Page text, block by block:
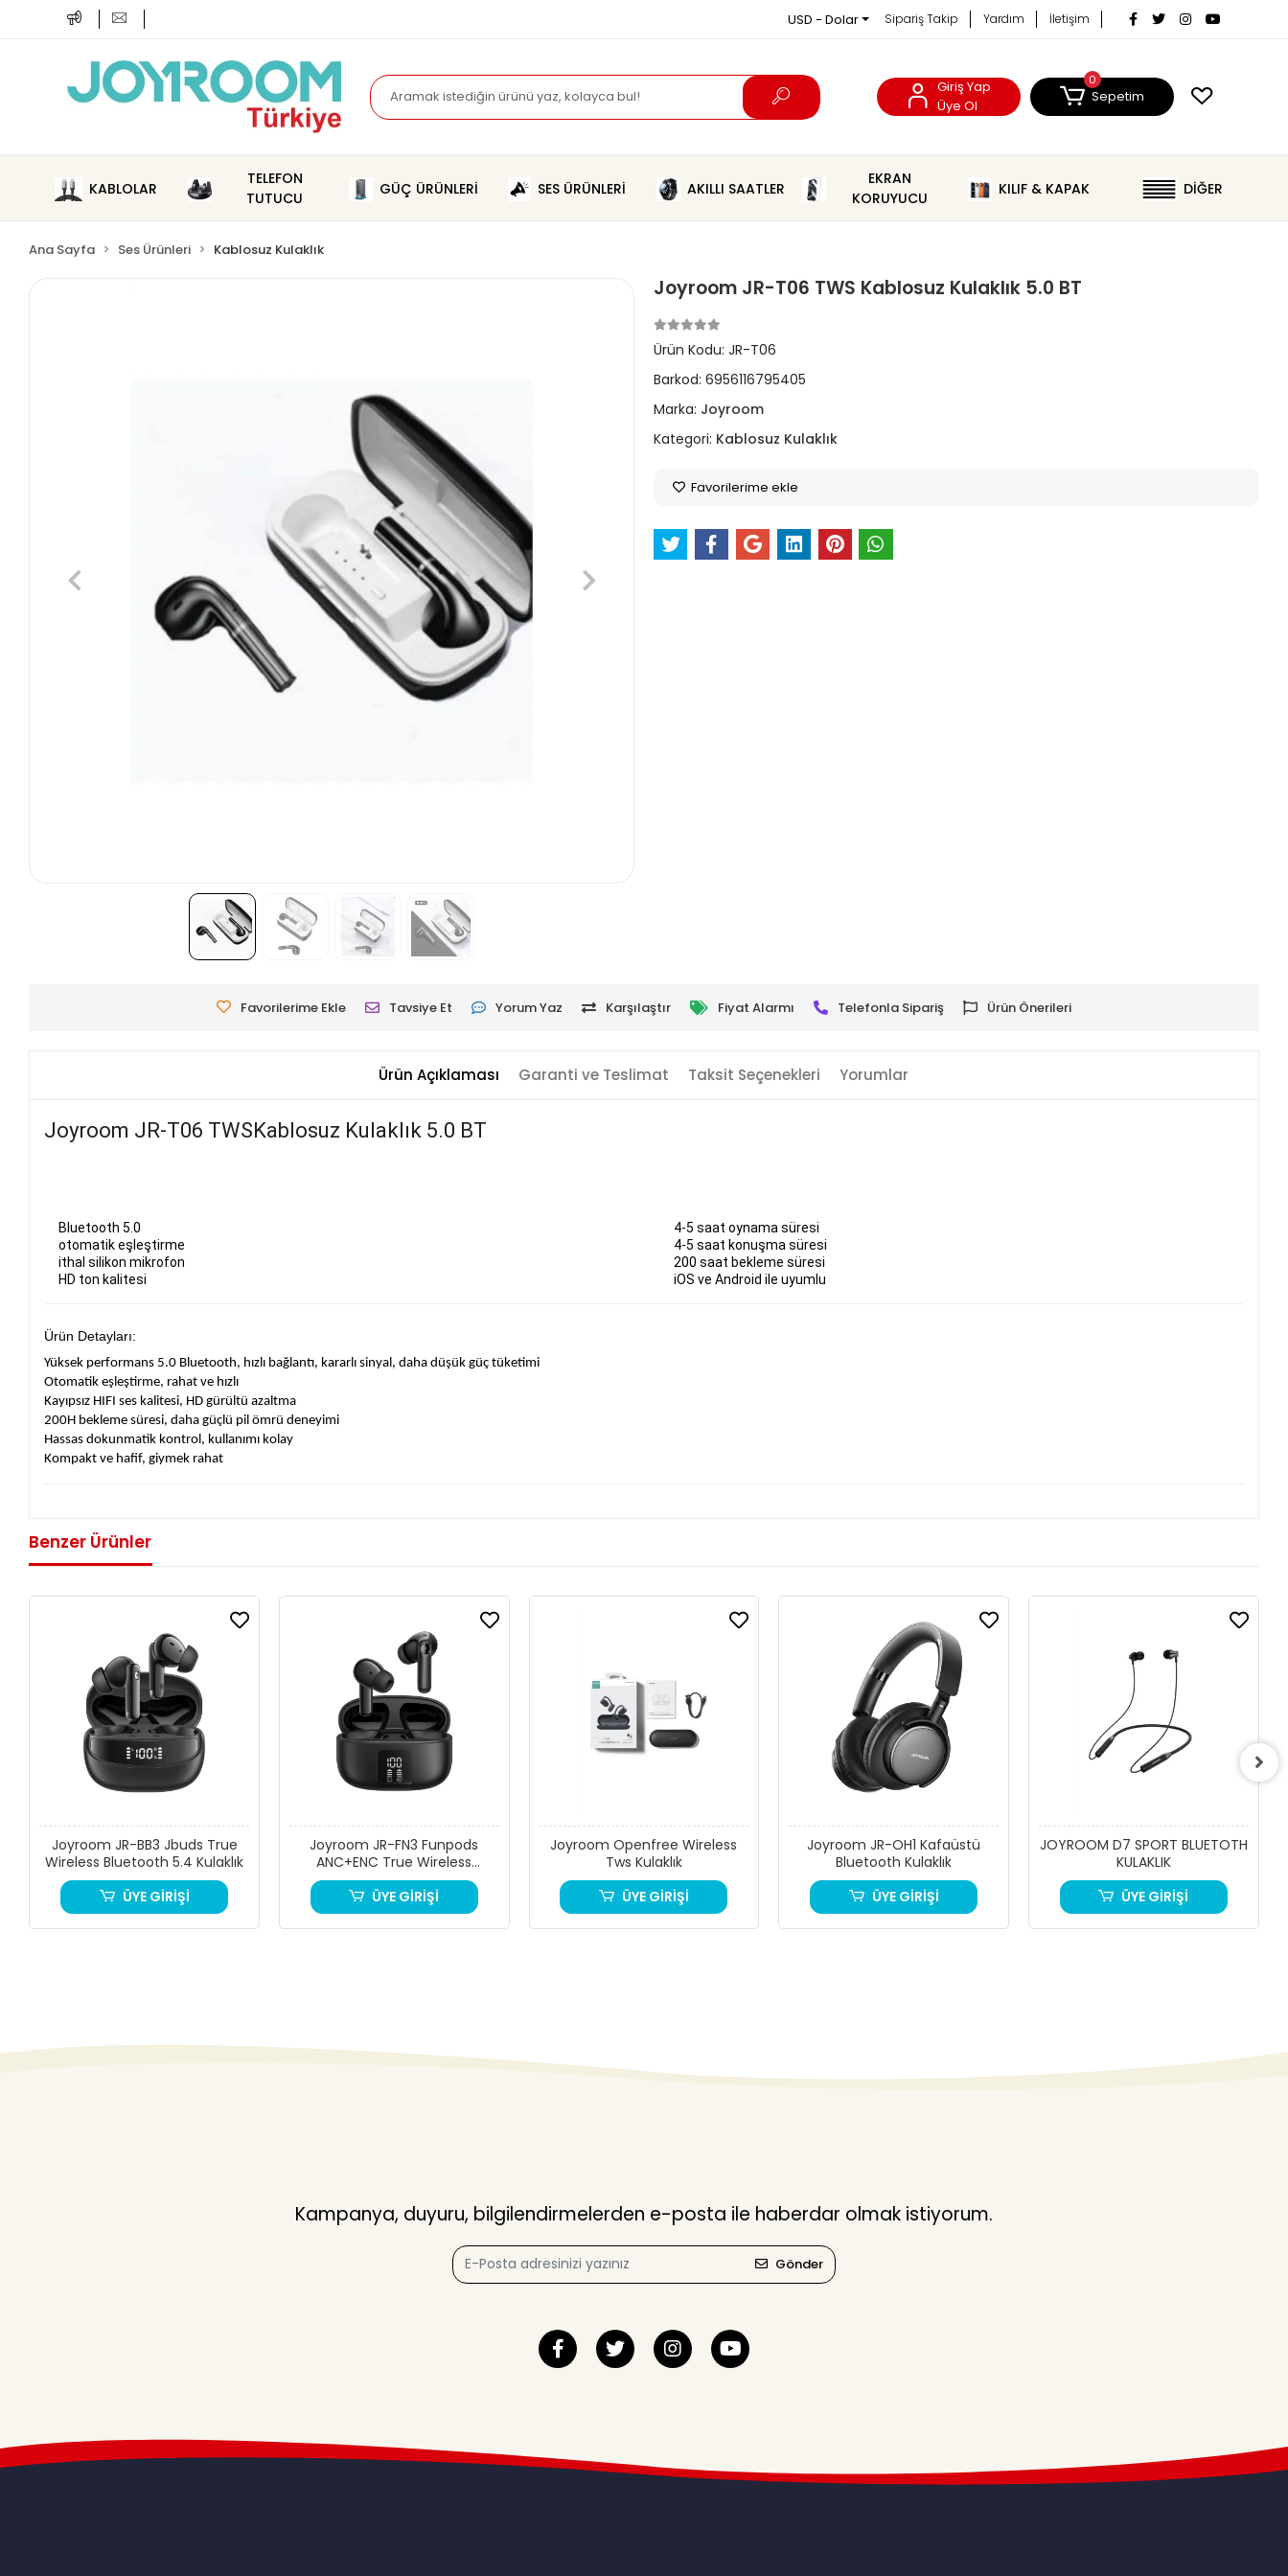
USD - Dolar Sipariş Takip Yardım İletişim
Giriş Yap
Üye Ol
0
Sepetim
KABLOLAR
TELEFON
TUTUCU
GÜÇ ÜRÜNLERİ SES ÜRÜNLERİ AKILLI SAATLER
EKRAN
KORUYUCU
KILIF & KAPAK DİĞER
Ana Sayfa Ses Ürünleri Kablosuz Kulaklık
Joyroom JR-T06 TWS Kablosuz Kulaklık 5.0 BT
Ürün Kodu: JR-T06
Barkod: 6956116795405
Marka: Joyroom
Kategori: Kablosuz Kulaklık
Favorilerime ekle
Favorilerime Ekle Tavsiye Et Yorum Yaz Karşılaştır Fiyat Alarmı Telefonla Sipariş Ürün Önerileri
Ürün Açıklaması Garanti ve Teslimat Taksit Seçenekleri Yorumlar
Joyroom JR-T06 TWSKablosuz Kulaklık 5.0 BT
Bluetooth 5.0
otomatik eşleştirme
ithal silikon mikrofon
HD ton kalitesi
4-5 saat oynama süresi
4-5 saat konuşma süresi
200 saat bekleme süresi
iOS ve Android ile uyumlu
Ürün Detayları:
Yüksek performans 5.0 Bluetooth, hızlı bağlantı, kararlı sinyal, daha düşük güç tüketimi
Otomatik eşleştirme, rahat ve hızlı
Kayıpsız HIFI ses kalitesi, HD gürültü azaltma
200H bekleme süresi, daha güçlü pil ömrü deneyimi
Hassas dokunmatik kontrol, kullanımı kolay
Kompakt ve hafif, giymek rahat
Benzer Ürünler
Joyroom JR-BB3 Jbuds True
Wireless Bluetooth 5.4 Kulaklık
ÜYE GİRİŞİ
Joyroom JR-FN3 Funpods
ANC+ENC True Wireless
Kablosuz Kulaklık
ÜYE GİRİŞİ
Joyroom Openfree Wireless
Tws Kulaklık
ÜYE GİRİŞİ
Joyroom JR-OH1 Kafaüstü
Bluetooth Kulaklık
ÜYE GİRİŞİ
JOYROOM D7 SPORT BLUETOTH
KULAKLIK
ÜYE GİRİŞİ
Kampanya, duyuru, bilgilendirmelerden e-posta ile haberdar olmak istiyorum.
Gönder